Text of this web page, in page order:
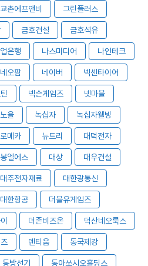
교촌에프앤비 그린플러스
금호건설 금호석유
은행 나스미디어 나인테크
네오팜 네이버 넥센타이어
넥슨게임즈 넷마블
노을 녹십자 녹십자웰빙
메카 뉴트리 대덕전자
엘에스 대상 대우건설
대주전자재료 대한광통신
대한항공 더블유게임즈
더존비즈온 덕산네오룩스
덴티움 동국제강
동방선기 동아쏘시오홀딩스